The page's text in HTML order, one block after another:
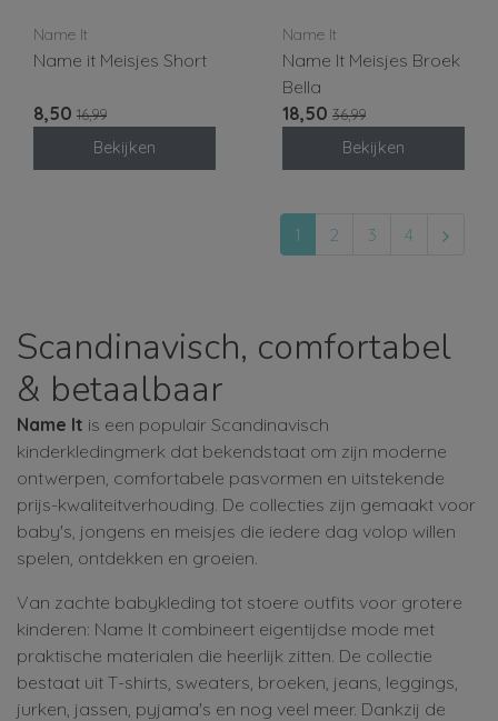
Name It
Name it Meisjes Short
8,50 16,99
Bekijken
Name It
Name It Meisjes Broek
Bella
18,50 36,99
Bekijken
1 2 3 4
Scandinavisch, comfortabel
& betaalbaar
Name It is een populair Scandinavisch
kinderkledingmerk dat bekendstaat om zijn moderne
ontwerpen, comfortabele pasvormen en uitstekende
prijs-kwaliteitverhouding. De collecties zijn gemaakt voor
baby's, jongens en meisjes die iedere dag volop willen
spelen, ontdekken en groeien.
Van zachte babykleding tot stoere outfits voor grotere
kinderen: Name It combineert eigentijdse mode met
praktische materialen die heerlijk zitten. De collectie
bestaat uit T-shirts, sweaters, broeken, jeans, leggings,
jurken, jassen, pyjama's en nog veel meer. Dankzij de